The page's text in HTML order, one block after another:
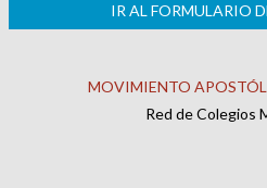
IR AL FORMULARIO
MOVIMIENTO
Red de Colegios